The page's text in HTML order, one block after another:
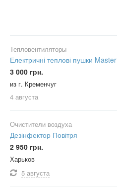
Тепловентиляторы
Електричні теплові пушки Master
3 000 грн.
из г. Кременчуг
4 августа
Очистители воздуха
Дезінфектор Повітря
2 950 грн.
Харьков
5 августа